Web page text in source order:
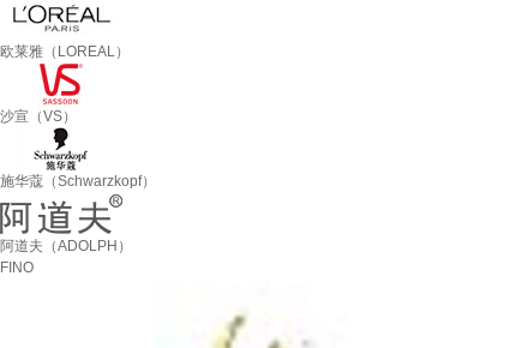
欧莱雅（LOREAL）
沙宣（VS）
施华蔻（Schwarzkopf）
阿道夫（ADOLPH）
FINO